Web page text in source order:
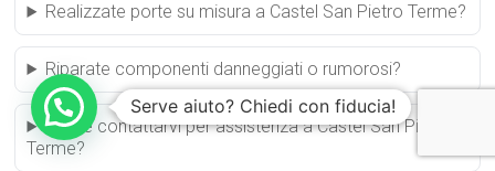
Realizzate porte su misura a Castel San Pietro Terme?
Riparate componenti danneggiati o rumorosi?
Come contattarvi per assistenza a Castel San Pietro
Terme?
Serve aiuto? Chiedi con fiducia!